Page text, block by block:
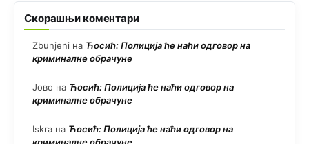
Скорашњи коментари
Zbunjeni на Ћосић: Полиција ће наћи одговор на
криминалне обрачуне
Јово на Ћосић: Полиција ће наћи одговор на
криминалне обрачуне
Iskra на Ћосић: Полиција ће наћи одговор на